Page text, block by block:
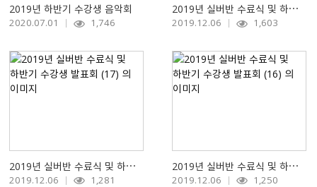
2019년 하반기 수강생 음악회
2020.07.01 1,746
2019년 실버반 수료식 및 하반기 수강생 발표회 (18)
2019.12.06 1,603
2019년 실버반 수료식 및 하반기 수강생 발표회 (17)
2019.12.06 1,281
2019년 실버반 수료식 및 하반기 수강생 발표회 (16)
2019.12.06 1,250